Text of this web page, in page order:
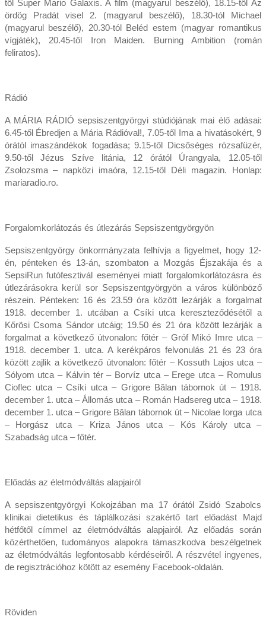
től Super Mario Galaxis. A film (magyarul beszélő), 18.15-től Az
ördög Pradát visel 2. (magyarul beszélő), 18.30-tól Michael
(magyarul beszélő), 20.30-tól Beléd estem (magyar romantikus
vígjáték), 20.45-től Iron Mai­den. Burning Ambition (román
feliratos).
Rádió
A MÁRIA RÁDIÓ sepsiszentgyörgyi stúdiójának mai élő adásai:
6.45-től Ébredjen a Mária Rádióval!, 7.05-től Ima a hivatásokért, 9
órától imaszándékok fogadása; 9.15-től Dicsőséges rózsafüzér,
9.50-től Jézus Szíve litánia, 12 órától Úrangyala, 12.05-től
Zsolozsma – napközi imaóra, 12.15-től Déli magazin. Honlap:
mariaradio.ro.
Forgalomkorlátozás és útlezárás Sepsiszentgyörgyön
Sepsiszentgyörgy önkormányzata felhívja a figyelmet, hogy 12-
én, pénteken és 13-án, szombaton a Mozgás Éjszakája és a
SepsiRun futófesztivál eseményei miatt forgalomkorlátozásra és
útlezárásokra kerül sor Sepsiszentgyörgyön a város különböző
részein. Pénteken: 16 és 23.59 óra között lezárják a forgalmat
1918. december 1. utcában a Csíki utca kereszteződésétől a
Kőrösi Csoma Sándor utcáig; 19.50 és 21 óra között lezárják a
forgalmat a következő útvonalon: főtér – Gróf Mikó Imre utca –
1918. december 1. utca. A kerékpáros felvonulás 21 és 23 óra
között zajlik a következő útvonalon: főtér – Kossuth Lajos utca –
Sólyom utca – Kálvin tér – Borvíz utca – Erege utca – Romulus
Cioflec utca – Csíki utca – Grigore Bălan tábornok út – 1918.
december 1. utca – Állomás utca – Román Hadsereg utca – 1918.
december 1. utca – Grigore Bălan tábornok út – Nicolae Iorga utca
– Horgász utca – Kriza János utca – Kós Károly utca –
Szabadság utca – főtér.
Előadás az életmódváltás alapjairól
A sepsiszentgyörgyi Kokojzában ma 17 órától Zsidó Szabolcs
klinikai dietetikus és táplálkozási szakértő tart előadást Majd
hétfőtől címmel az életmódváltás alapjairól. Az előadás során
közérthetően, tudományos alapokra támaszkodva beszélgetnek
az életmódváltás legfontosabb kérdéseiről. A részvétel ingyenes,
de regisztrációhoz kötött az esemény Facebook-oldalán.
Röviden